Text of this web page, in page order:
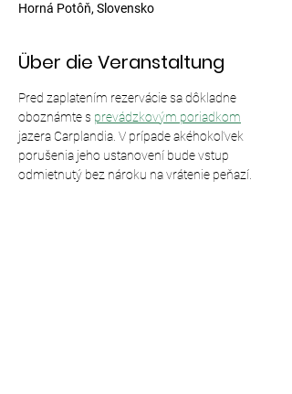
Horná Potôň, Slovensko
Über die Veranstaltung
Pred zaplatením rezervácie sa dôkladne
oboznámte s prevádzkovým poriadkom
jazera Carplandia. V prípade akéhokoľvek
porušenia jeho ustanovení bude vstup
odmietnutý bez nároku na vrátenie peňazí.